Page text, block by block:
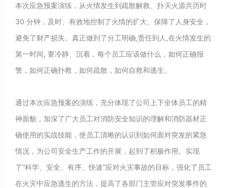
本次应急预案演练，从火情发生到疏散解救、扑灭火源共历时
30 分钟，及时、有效地控制了火情的扩大、保障了人身安全，
避免了财产损失。真正做到了分工明确,责任到人,在火情发生的
第一时间, 要冷静、沉着，每个员工应该做什么，如何正确报
警，如何正确扑救，如何疏散，如何自救和逃生。
通过本次应急预案的演练，充分体现了公司上下全体员工的精
神面貌，加深了广大员工对消防安全知识的理解和消防器材正
确使用的实战技能，使员工清晰的认识到如何面对突发的紧急
情况，为公司安全生产工作的开展，起到了积极作用。实现
了“科学、安全、有序、快速”应对火灾事故的目标，强化了员工
在火灾中应急逃生的方法，提高了各部门主管应对突发事件的